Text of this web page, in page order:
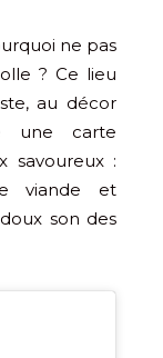
ne pas
? Ce lieu
au décor
une carte
savoureux :
viande et
son des